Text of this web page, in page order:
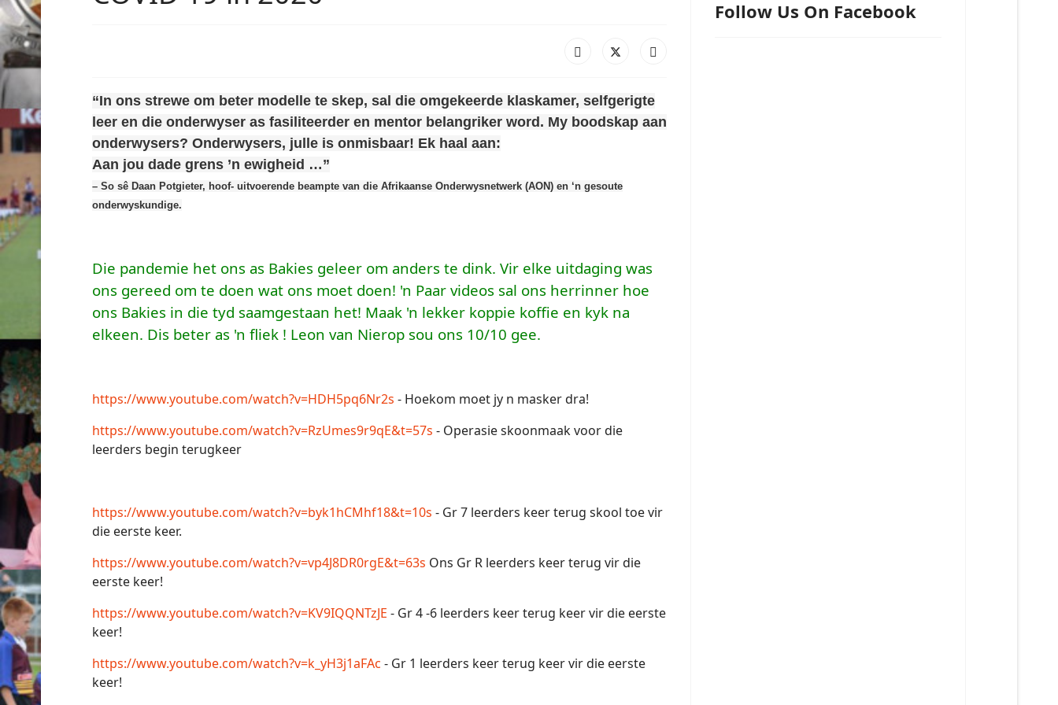
“In ons strewe om beter modelle te skep, sal die omgekeerde klaskamer, selfgerigte
leer en die onderwyser as fasiliteerder en mentor belangriker word. My boodskap aan
onderwysers? Onderwysers, julle is onmisbaar! Ek haal aan:
Aan jou dade grens ’n ewigheid …”
– So sê Daan Potgieter, hoof- uitvoerende beampte van die Afrikaanse Onderwysnetwerk (AON) en ‘n gesoute
onderwyskundige.
Die pandemie het ons as Bakies geleer om anders te dink. Vir elke uitdaging was
ons gereed om te doen wat ons moet doen! 'n Paar videos sal ons herrinner hoe
ons Bakies in die tyd saamgestaan het! Maak 'n lekker koppie koffie en kyk na
elkeen. Dis beter as 'n fliek ! Leon van Nierop sou ons 10/10 gee.
https://www.youtube.com/watch?v=HDH5pq6Nr2s - Hoekom moet jy n masker dra!
https://www.youtube.com/watch?v=RzUmes9r9qE&t=57s - Operasie skoonmaak voor die
leerders begin terugkeer
https://www.youtube.com/watch?v=byk1hCMhf18&t=10s - Gr 7 leerders keer terug skool toe vir
die eerste keer.
https://www.youtube.com/watch?v=vp4J8DR0rgE&t=63s Ons Gr R leerders keer terug vir die
eerste keer!
https://www.youtube.com/watch?v=KV9IQQNTzJE - Gr 4 -6 leerders keer terug keer vir die eerste
keer!
https://www.youtube.com/watch?v=k_yH3j1aFAc - Gr 1 leerders keer terug keer vir die eerste
keer!
Follow Us On Facebook